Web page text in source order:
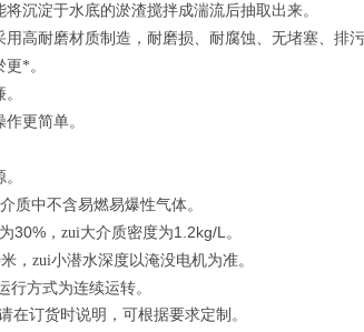
沉淀于水底的淤渣搅拌成湍流后抽取出来。
高耐磨材质制造，耐磨损、耐腐蚀、无堵塞、排
*。
更简单。
质中不含易燃易爆性气体。
30% ，zui大介质密度为1.2kg/L 。
米，zui小潜水深度以淹没电机为准。
行方式为连续运转。
在订货时说明，可根据要求定制。